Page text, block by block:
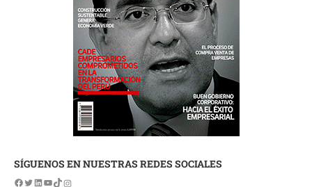
SÍGUENOS EN NUESTRAS REDES SOCIALES